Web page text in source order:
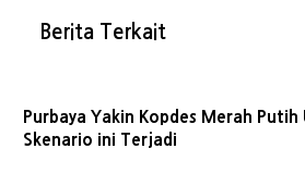
Berita Terkait
Purbaya Yakin Kopdes Merah Putih
Skenario ini Terjadi